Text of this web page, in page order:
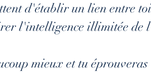
d'établir un lien entre
l'intelligence illimitée de
mieux et tu éprouveras